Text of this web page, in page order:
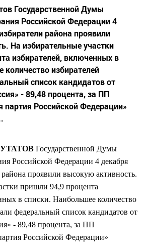
Государственной Думы
Российской Федерации 4
района проявили
На избирательные участки
избирателей, включенных в
избирателей
список кандидатов от
- 89,48 процента, за ПП
партия Российской Федерации»
Государственной Думы
Российской Федерации 4 декабря
района проявили высокую активность.
пришли 94,9 процента
в списки. Наибольшее количество
федеральный список кандидатов от
- 89,48 процента, за ПП
Российской Федерации»